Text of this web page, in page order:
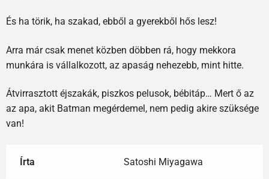
És ha törik, ha szakad, ebből a gyerekből hős lesz!
Arra már csak menet közben döbben rá, hogy mekkora
munkára is vállalkozott, az apaság nehezebb, mint hitte.
Átvirrasztott éjszakák, piszkos pelusok, bébitáp… Mert ő az
az apa, akit Batman megérdemel, nem pedig akire szüksége
van!
Írta Satoshi Miyagawa